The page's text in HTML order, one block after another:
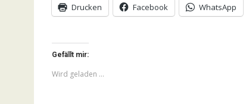
Drucken Facebook WhatsApp
Gefällt mir:
Wird geladen …